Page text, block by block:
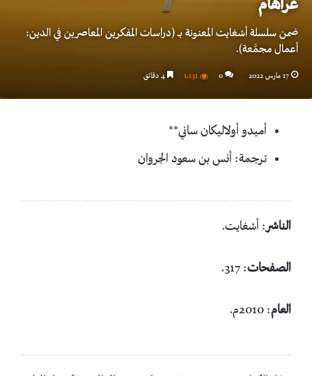
غراهام
ضمن سلسلة أشغايت المعنونة بـــ (دراسات المفكرين المعاصرين في الدين:
أعمال مجمَّعة).
17 مارس 2022 0 1٬131
أميدو أولاليكان ساني**
ترجمة: أنس بن سعود الجروان
الناشر: أشغايت.
الصفحات: 317.
العام: 2010م.